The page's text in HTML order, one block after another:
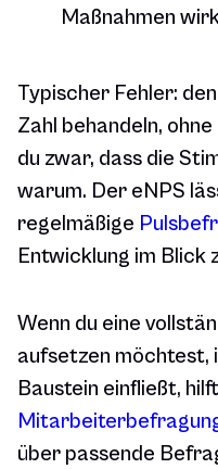
Maßnahmen
Typischer Fehler:
Zahl behandeln,
du zwar, dass die
warum. Der eNPS
regelmäßige
Entwicklung im Blick
Wenn du eine
aufsetzen möchtest,
Baustein einfließt,
über passende